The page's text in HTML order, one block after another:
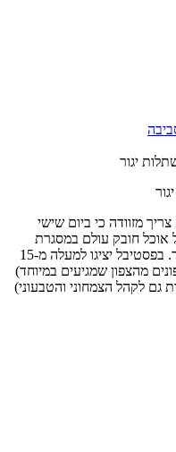
יגור
מזוודה כי ביום שישי
אוכל חובק עולם במסגרת
אירועי טעם הטבע ה-13 של משתלות יגור. בפסטיבל יציגו למעלה מ-15
מהצפון שמגיעים במיוחד)
גם לקהל הצמחוני והטבעוני)